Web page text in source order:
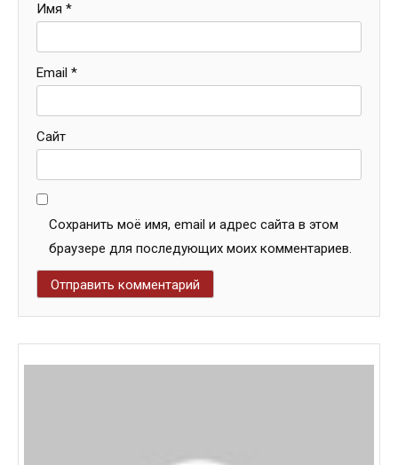
Имя *
Email *
Сайт
Сохранить моё имя, email и адрес сайта в этом
браузере для последующих моих комментариев.